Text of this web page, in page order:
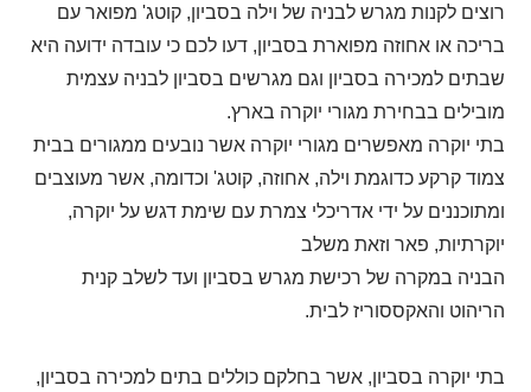
רוצים לקנות מגרש לבניה של וילה בסביון, קוטג' מפואר עם
בריכה או אחוזה מפוארת בסביון, דעו לכם כי עובדה ידועה היא
שבתים למכירה בסביון וגם מגרשים בסביון לבניה עצמית
מובילים בבחירת מגורי יוקרה בארץ.
בתי יוקרה מאפשרים מגורי יוקרה אשר נובעים ממגורים בבית
צמוד קרקע כדוגמת וילה, אחוזה, קוטג' וכדומה, אשר מעוצבים
ומתוכננים על ידי אדריכלי צמרת עם שימת דגש על יוקרה,
יוקרתיות, פאר וזאת משלב
הבניה במקרה של רכישת מגרש בסביון ועד לשלב קנית
הריהוט והאקססוריז לבית.
בתי יוקרה בסביון, אשר בחלקם כוללים בתים למכירה בסביון,